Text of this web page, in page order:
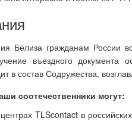
Белиза гражданам России
въездного документа
в состав Содружества,
соотечественники могут:
TLScontact в